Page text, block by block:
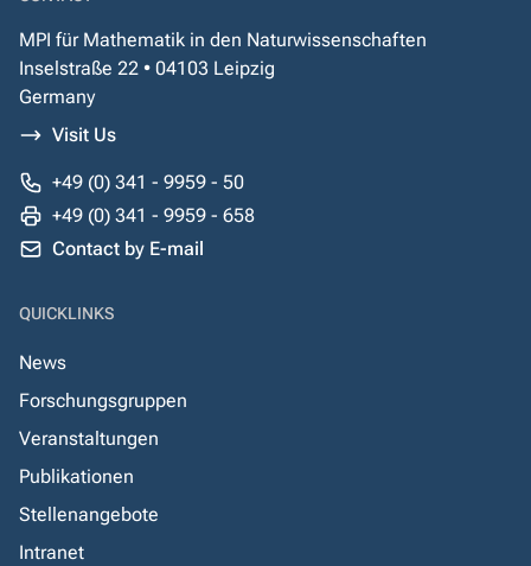
MPI für Mathematik in den Naturwissenschaften
Inselstraße 22 • 04103 Leipzig
Germany
Visit Us
+49 (0) 341 - 9959 - 50
+49 (0) 341 - 9959 - 658
Contact by E-mail
QUICKLINKS
News
Forschungsgruppen
Veranstaltungen
Publikationen
Stellenangebote
Intranet